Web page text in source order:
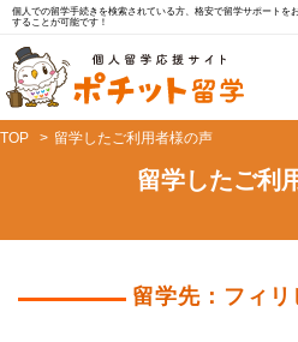
個人での留学手続きを検索されている方、格安で留学サポートを
することが可能です！
TOP 留学したご利用者様の声
留学したご利
留学先：フィ